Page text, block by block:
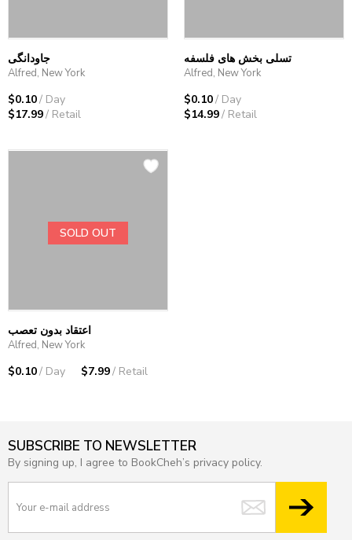
جاودانگی
Alfred, New York
$0.10/ Day
$17.99/ Retail
تسلی بخش های فلسفه
Alfred, New York
$0.10/ Day
$14.99/ Retail
SOLD OUT
اعتقاد بدون تعصب
Alfred, New York
$0.10/ Day $7.99/ Retail
SUBSCRIBE TO NEWSLETTER
By signing up, I agree to BookCheh’s privacy policy.